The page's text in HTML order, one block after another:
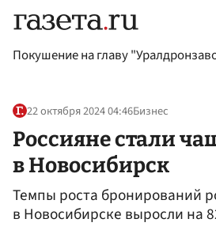
Покушение на главу
22 октября 2024 04:46Бизнес
Россияне стали
в Новосибирск
Темпы роста бронирований
в Новосибирске выросли на